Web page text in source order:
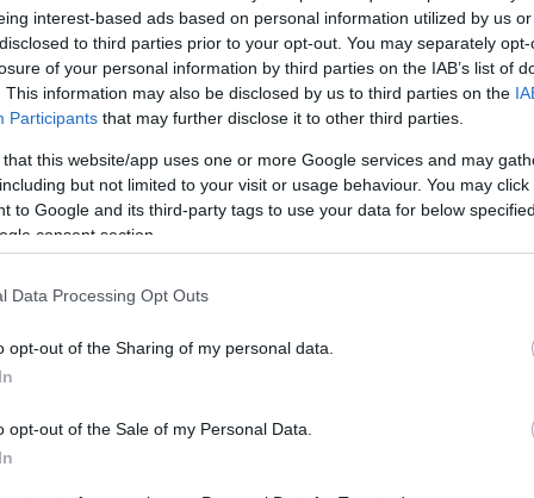
interest-based ads based on personal information utilized by us
to third parties prior to your opt-out. You may separately
of your personal information by third parties on the IAB’s list of
This information may also be disclosed by us to third parties on the
Participants that may further disclose it to other third parties.
that this website/app uses one or more Google services and may
but not limited to your visit or usage behaviour. You may
to Google and its third-party tags to use your data for below
consent section.
Data Processing Opt Outs
opt-out of the Sharing of my personal data.
opt-out of the Sale of my Personal Data.
Nap után.
is, mert Regina atavalyi interjúban
a boltok versengjenek. Ebből mi látszik?
van meg, hogy a nagyjából mindenki meg van
legjobb macaron.
hogy onnan is érkeznek megkeresések.
ezen a téren?
árulni, tény, hogy sokszor olyan módon,
valami kerek, színes (valószínűleg édes) cucc,
jó szívvel, ahová ha az ember betér,
hívnak?
cukrászda, ahol nemzetközi színvonalú a
műszakban van-e a megbízható cukrász.